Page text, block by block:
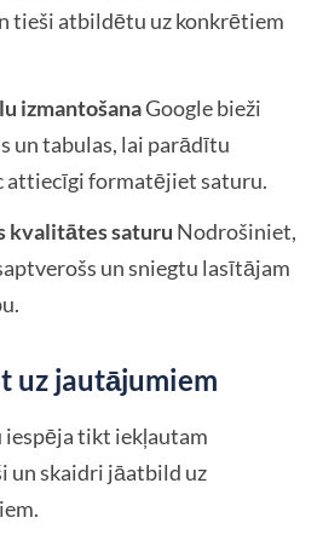
tieši atbildētu uz konkrētiem
izmantošanaGoogle bieži
un tabulas, lai parādītu
attiecīgi formatējiet saturu.
kvalitātes saturu Nodrošiniet,
un sniegtu lasītājam
uz jautājumiem
iespēja tikt iekļautam
un skaidri jāatbild uz